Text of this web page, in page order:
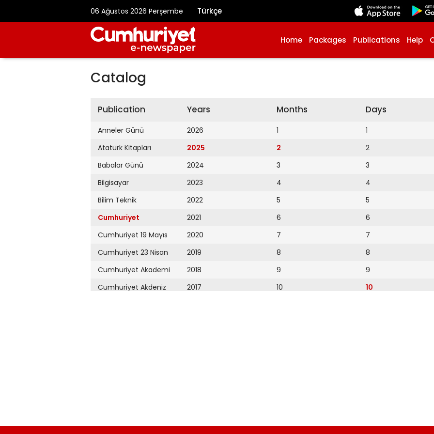
06 Ağustos 2026 Perşembe Türkçe
Home Packages Publications Help
Catalog
Publication
Anneler Günü
Atatürk Kitapları
Babalar Günü
Bilgisayar
Bilim Teknik
Cumhuriyet
Cumhuriyet 19 Mayıs
Cumhuriyet 23 Nisan
Cumhuriyet Akademi
Cumhuriyet Akdeniz
Cumhuriyet Çevre
Years
2026
2025
2024
2023
2022
2021
2020
2019
2018
2017
2009
Months
1
2
3
4
5
6
7
8
9
10
Days
1
2
3
4
5
6
7
8
9
10
18